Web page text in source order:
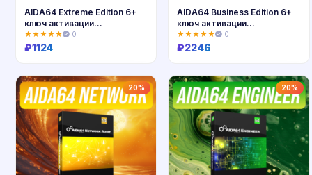
Купить
AIDA64 Extreme Edition 6+
ключ активации
(Бессрочно)
★★★★★ 0
₽1124
Купить
AIDA64 Business Edition 6+
ключ активации
(Бессрочно)
★★★★★ 0
₽2246
20% 20%